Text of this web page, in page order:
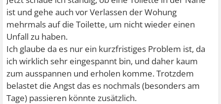
ist und gehe auch vor Verlassen der Wohung
mehrmals auf die Toilette, um nicht wieder einen
Unfall zu haben.
Ich glaube da es nur ein kurzfristiges Problem ist, da
ich wirklich sehr eingespannt bin, und daher kaum
zum ausspannen und erholen komme. Trotzdem
belastet die Angst das es nochmals (besonders am
Tage) passieren könnte zusätzlich.